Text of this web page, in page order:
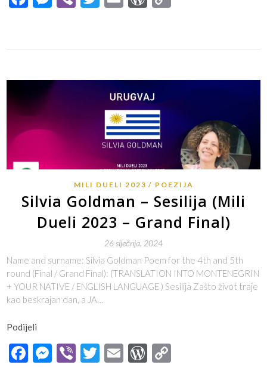
MILI DUELI 2023 POEZIJA
Silvia Goldman – Sesilija (Mili
Dueli 2023 – Grand Final)
26 siječnja, 2024
Name and surname: Silvia Goldman Poem for the 4th and 5th
round (Final / Grand Final): (TRANSLATION INTO MONTENEGRIN
+ YOUR NATIVE / ENGLISH LANGUAGE ) Sesilija Zašto život traje
kao beskrajan dan, a JA…
Podijeli
Facebook
Messenger
ViberTwitter
EmailWordPress